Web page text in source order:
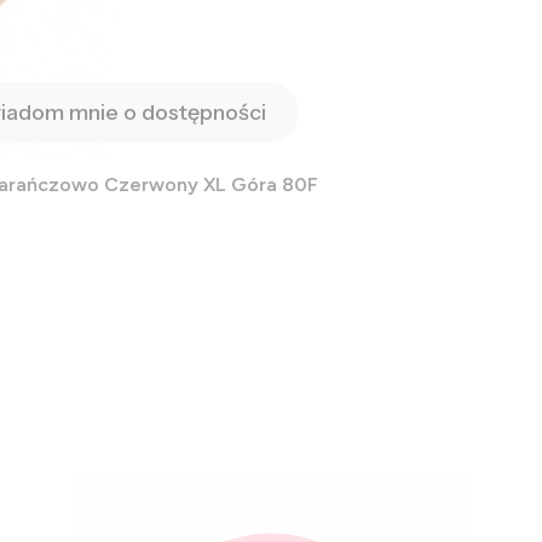
mnie o dostępności
Czerwony XL Góra 80F